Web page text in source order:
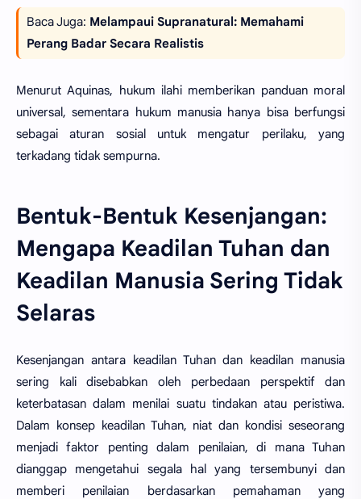
Baca Juga: Melampaui Supranatural: Memahami
Perang Badar Secara Realistis
Menurut Aquinas, hukum ilahi memberikan panduan moral
universal, sementara hukum manusia hanya bisa berfungsi
sebagai aturan sosial untuk mengatur perilaku, yang
terkadang tidak sempurna.
Bentuk-Bentuk Kesenjangan:
Mengapa Keadilan Tuhan dan
Keadilan Manusia Sering Tidak
Selaras
Kesenjangan antara keadilan Tuhan dan keadilan manusia
sering kali disebabkan oleh perbedaan perspektif dan
keterbatasan dalam menilai suatu tindakan atau peristiwa.
Dalam konsep keadilan Tuhan, niat dan kondisi seseorang
menjadi faktor penting dalam penilaian, di mana Tuhan
dianggap mengetahui segala hal yang tersembunyi dan
memberi penilaian berdasarkan pemahaman yang